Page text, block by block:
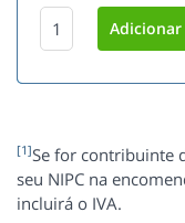
[1]Se for contribuinte
seu NIPC na
incluirá o IVA.